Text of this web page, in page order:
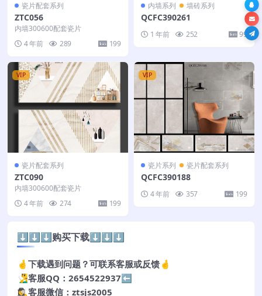
瓷片配套系列
ZTC056
内墙300600配套瓷片
4 年前
289 199
内墙系列 墙砖系列
QCFC390261
1 年前 252 99
VIP
瓷片配套系列
ZTC090
内墙300600配套瓷片
4 年前
274 199
VIP
瓷片系列 瓷片配套系列
QCFC390188
4 年前 357 199
⬇️⬇️⬇️购买下载⬇️⬇️⬇️
🤞下载遇到问题？可联系客服或反馈🤞
🧏‍♂️客服QQ：2654522937⬅️
🕵️‍♀️客服微信：ztsjs2005